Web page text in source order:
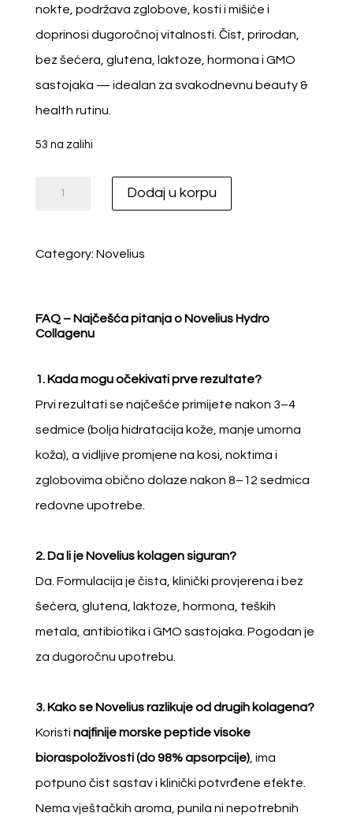
nokte, podržava zglobove, kosti i mišiće i
doprinosi dugoročnoj vitalnosti. Čist, prirodan,
bez šećera, glutena, laktoze, hormona i GMO
sastojaka — idealan za svakodnevnu beauty &
health rutinu.
53 na zalihi
I
U
Dodaj u korpu
Category: Novelius
FAQ – Najčešća pitanja o Novelius Hydro
Collagenu
1. Kada mogu očekivati prve rezultate?
Prvi rezultati se najčešće primijete nakon 3–4
sedmice (bolja hidratacija kože, manje umorna
koža), a vidljive promjene na kosi, noktima i
zglobovima obično dolaze nakon 8–12 sedmica
redovne upotrebe.
2. Da li je Novelius kolagen siguran?
Da. Formulacija je čista, klinički provjerena i bez
šećera, glutena, laktoze, hormona, teških
metala, antibiotika i GMO sastojaka. Pogodan je
za dugoročnu upotrebu.
3. Kako se Novelius razlikuje od drugih kolagena?
Koristi najfinije morske peptide visoke
bioraspoloživosti (do 98% apsorpcije), ima
potpuno čist sastav i klinički potvrđene efekte.
Nema vještačkih aroma, punila ni nepotrebnih